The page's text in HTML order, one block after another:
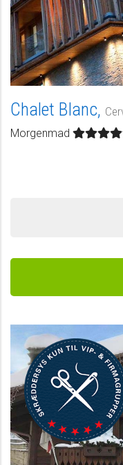
Chalet Blanc,
Morgenmad